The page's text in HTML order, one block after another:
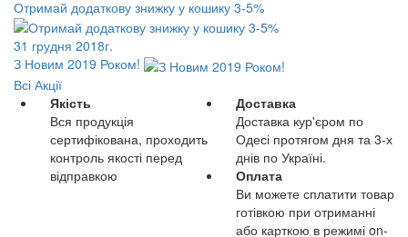
Отримай додаткову знижку у кошику 3-5%
31 грудня 2018г.
З Новим 2019 Роком!
Всі Акції
Якість
Вся продукція
сертифікована, проходить
контроль якості перед
відправкою
Доставка
Доставка кур'єром по
Одесі протягом дня та 3-х
днів по Україні.
Оплата
Ви можете сплатити товар
готівкою при отриманні
або карткою в режимі on-